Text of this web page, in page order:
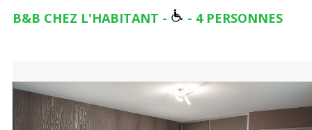
B&B CHEZ L'HABITANT 4 PERSONNES